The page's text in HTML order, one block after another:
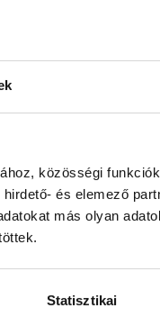
közösségi
és elemező
más olyan
Statisztikai